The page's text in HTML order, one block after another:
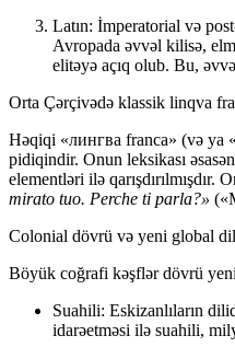
Latın: İmperatorial və
Avropada əvvəl kilisə,
elitəyə açıq olub. Bu,
Orta Çərçivədə klassik linqva
Həqiqi «лингва franca» (və ya
pidiqindir. Onun leksikası əsasən
elementləri ilə
mirato tuo. Perche ti parla?»
Colonial dövrü və yeni global
Böyük coğrafi kəşflər dövrü
Suahili: Eskizanlıların
idarəetməsi ilə suahili,